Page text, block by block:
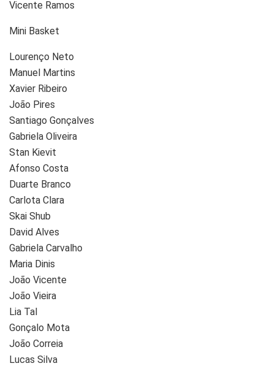
Vicente Ramos
Mini Basket
Lourenço Neto
Manuel Martins
Xavier Ribeiro
João Pires
Santiago Gonçalves
Gabriela Oliveira
Stan Kievit
Afonso Costa
Duarte Branco
Carlota Clara
Skai Shub
David Alves
Gabriela Carvalho
Maria Dinis
João Vicente
João Vieira
Lia Tal
Gonçalo Mota
João Correia
Lucas Silva